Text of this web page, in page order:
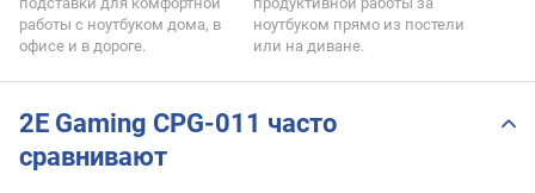
работы с ноутбуком дома, в
офисе и в дороге.
ноутбуком прямо из постели
или на диване.
2E Gaming CPG-011 часто
сравнивают